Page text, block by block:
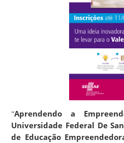
"Aprendendo a
Universidade Federal De
de Educação